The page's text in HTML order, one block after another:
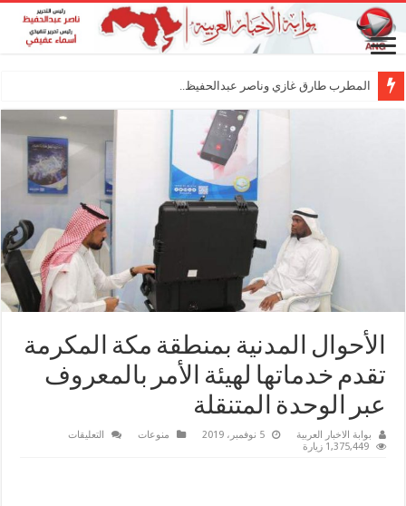
المطرب طارق غازي وناصر عبدالحفيظ.. شراكة فنية
الأحوال المدنية بمنطقة مكة المكرمة
تقدم خدماتها لهيئة الأمر بالمعروف
عبر الوحدة المتنقلة
بوابة الاخبار العربية 5 نوفمبر، 2019 منوعات التعليقات
1,375,449 زيارة